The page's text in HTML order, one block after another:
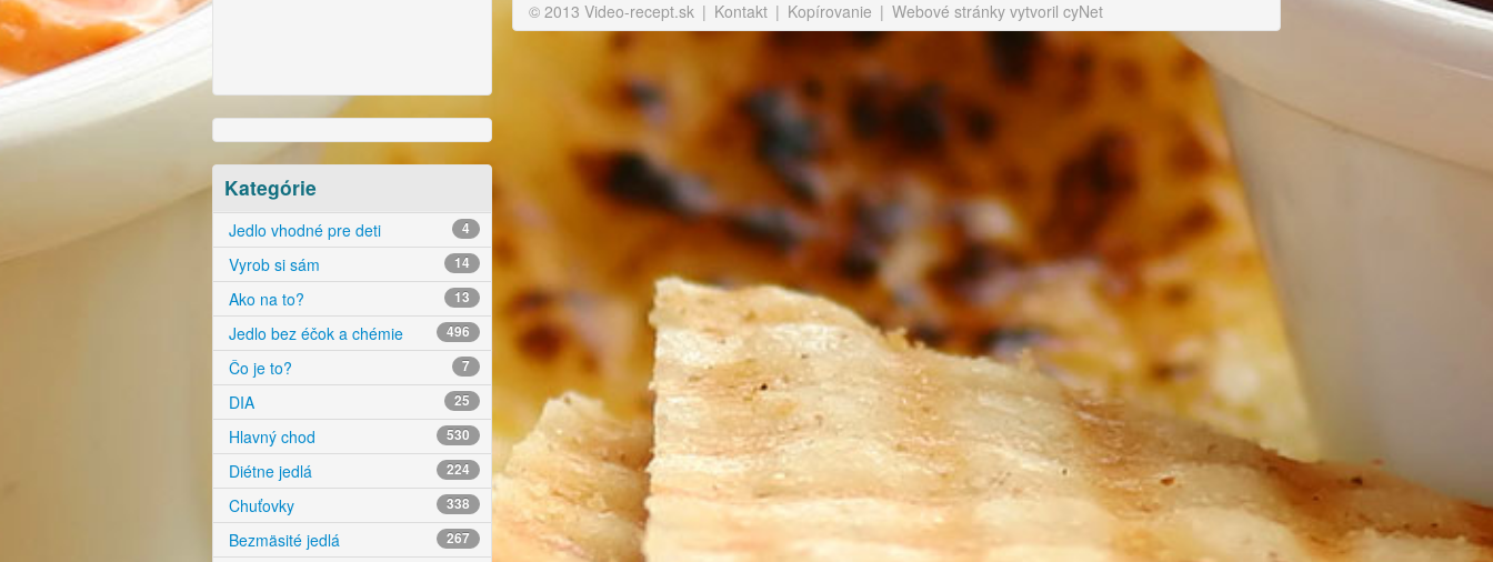
Kategórie
Jedlo vhodné pre deti 4
Vyrob si sám 14
Ako na to? 13
Jedlo bez éčok a chémie 496
Čo je to? 7
DIA 25
Hlavný chod 530
Diétne jedlá 224
Chuťovky 338
Bezmäsité jedlá 267
© 2013 Video-recept.sk | Kontakt | Kopírovanie | Webové stránky vytvoril cyNet